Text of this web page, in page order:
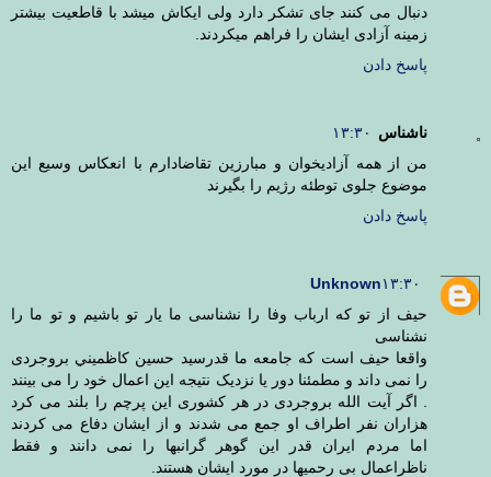
دنبال می کنند جای تشکر دارد ولی ایکاش میشد با قاطعیت بیشتر
زمینه آزادی ایشان را فراهم میکردند.
پاسخ دادن
ناشناس
۱۳:۳۰
من از همه آزادیخوان و مبارزین تقاضادارم با انعکاس وسیع این
موضوع جلوی توطئه رژیم را بگیرند
پاسخ دادن
Unknown۱۳:۳۰
حیف از تو که ارباب وفا را نشناسی ما یار تو باشیم و تو ما را
نشناسی
واقعا حیف است که جامعه ما قدرسید حسین كاظميني بروجردی
را نمی داند و مطمئنا دور یا نزدیک نتیجه این اعمال خود را می بینند
. اگر آیت الله بروجردی در هر کشوری این پرچم را بلند می کرد
هزاران نفر اطراف او جمع می شدند و از ایشان دفاع می کردند
اما مردم ایران قدر این گوهر گرانبها را نمی دانند و فقط
ناظراعمال بی رحمیها در مورد ایشان هستند.